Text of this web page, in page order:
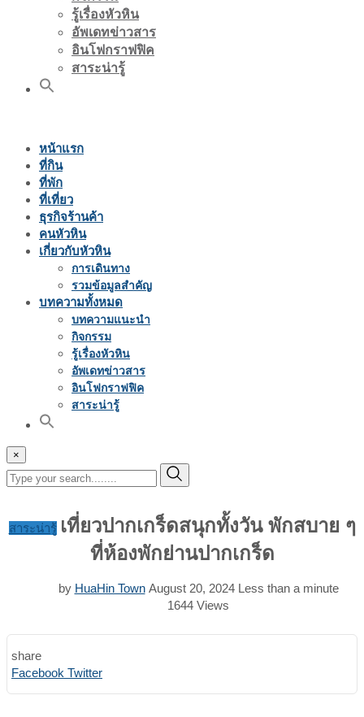
รู้เรื่องหัวหิน
อัพเดทข่าวสาร
อินโฟกราฟฟิค
สาระน่ารู้
หน้าแรก
ที่กิน
ที่พัก
ที่เที่ยว
ธุรกิจร้านค้า
คนหัวหิน
เกี่ยวกับหัวหิน
การเดินทาง
รวมข้อมูลสำคัญ
บทความทั้งหมด
บทความแนะนำ
กิจกรรม
รู้เรื่องหัวหิน
อัพเดทข่าวสาร
อินโฟกราฟฟิค
สาระน่ารู้
×
สาระน่ารู้ เที่ยวปากเกร็ดสนุกทั้งวัน พักสบาย ๆ
ที่ห้องพักย่านปากเกร็ด
by HuaHin Town August 20, 2024 Less than a minute
1644 Views
share
Facebook TwitterPrint
Share